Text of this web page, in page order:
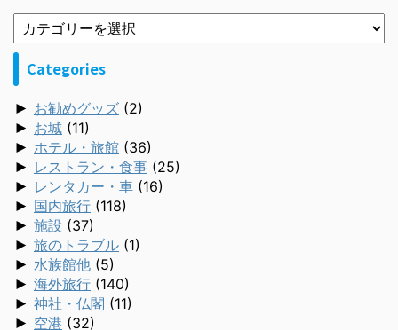
Categories
► お勧めグッズ (2)
► お城 (11)
► ホテル・旅館 (36)
► レストラン・食事 (25)
► レンタカー・車 (16)
► 国内旅行 (118)
► 施設 (37)
► 旅のトラブル (1)
► 水族館他 (5)
► 海外旅行 (140)
► 神社・仏閣 (11)
► 空港 (32)